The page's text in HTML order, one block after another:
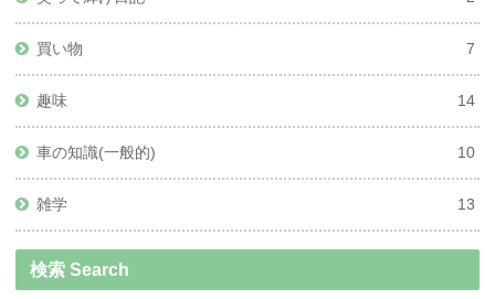
買い物 7
趣味 14
車の知識(一般的) 10
雑学 13
検索 Search